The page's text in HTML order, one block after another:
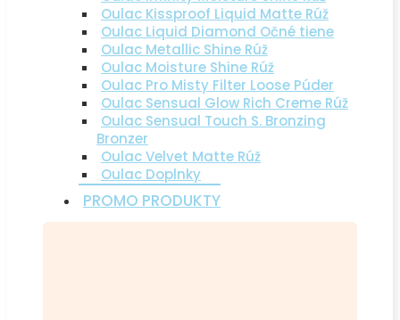
Oulac Kissproof Liquid Matte Rúž
Oulac Liquid Diamond Očné tiene
Oulac Metallic Shine Rúž
Oulac Moisture Shine Rúž
Oulac Pro Misty Filter Loose Púder
Oulac Sensual Glow Rich Creme Rúž
Oulac Sensual Touch S. Bronzing
Bronzer
Oulac Velvet Matte Rúž
Oulac Doplnky
PROMO PRODUKTY